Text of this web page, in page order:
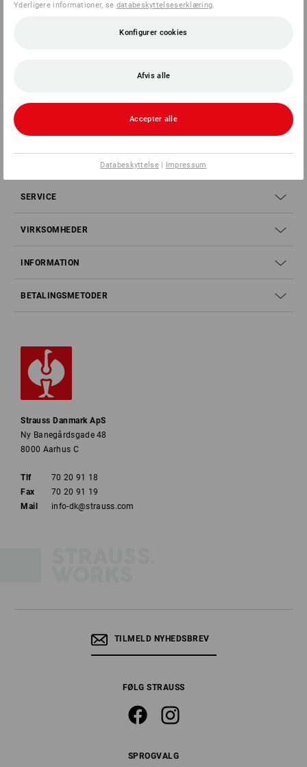
SERVICE
VIRKSOMHEDER
INFORMATION
BETALINGSMETODER
Strauss Danmark ApS
Ny Banegårdsgade 48
8000 Aarhus C
Tlf
70 20 91 18
Fax
70 20 91 19
Mail
info-dk@strauss.com
TILMELD NYHEDSBREV
FØLG STRAUSS
SPROGVALG
Yderligere informationer, se databeskyttelseserklæring
Konfigurer cookies
Afvis alle
Accepter alle
Databeskyttelse| Impressum